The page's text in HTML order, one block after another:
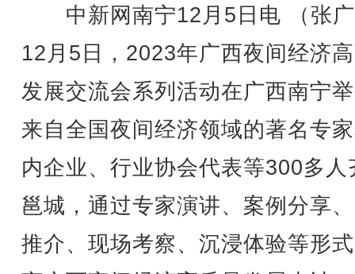
中新网南宁12月5日电 （张
12月5日，2023年广西夜间经济
发展交流会系列活动在广西南宁
来自全国夜间经济领域的著名专
内企业、行业协会代表等300多人
邕城，通过专家演讲、案例分享
推介、现场考察、沉浸体验等形